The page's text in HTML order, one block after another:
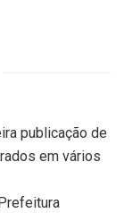
publicação de
em vários